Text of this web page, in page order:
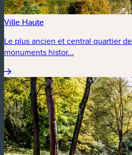
Ville Haute
Le plus ancien et central quartier
monuments histor...